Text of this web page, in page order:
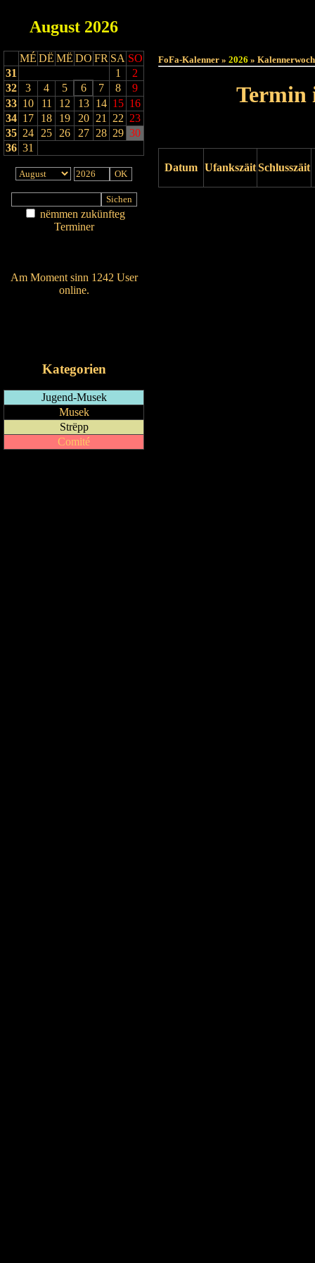
August 2026
MÉ DË MË DO FR SA SO
31
1
2
32
3 4 5 6 7 8
9
33 10 11 12 13 14 15 16
34 17 18 19 20 21 22 23
35 24 25 26 27 28 29 30
36 31
nëmmen zukünfteg
Terminer
Am Moment sinn 1242 User
online.
Kategorien
Jugend-Musek
Musek
Strëpp
Comité
FoFa-Kalenner » 2026 »
Termin
Datum UfankszäitSchlusszäit